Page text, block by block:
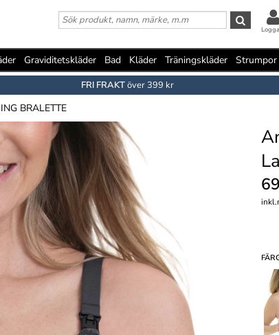
Graviditetskläder Bad Kläder Träningskläder Strumpor
FRI FRAKTöver 399 kr
BRALETTE